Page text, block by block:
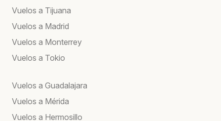
Vuelos a Tijuana
Vuelos a Madrid
Vuelos a Monterrey
Vuelos a Tokio
Vuelos a Guadalajara
Vuelos a Mérida
Vuelos a Hermosillo